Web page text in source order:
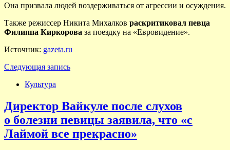
Она призвала людей воздерживаться от агрессии и осуждения.
Также режиссер Никита Михалков раскритиковал певца
Филиппа Киркорова за поездку на «Евровидение».
Источник: gazeta.ru
Следующая запись
Культура
Директор Вайкуле после слухов
о болезни певицы заявила, что «с
Лаймой все прекрасно»